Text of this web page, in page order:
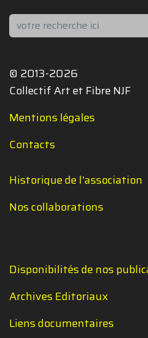
Rechercher
© 2013-2026
Collectif Art et Fibre NJF
Mentions légales
Contacts
Historique de l'association
Nos collaborations
Disponibilités de nos
Archives Editoriaux
Liens documentaires